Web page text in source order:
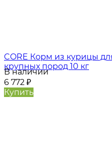
CORE Корм из курицы
крупных пород 10 кг
В наличии
6 772 ₽
Купить